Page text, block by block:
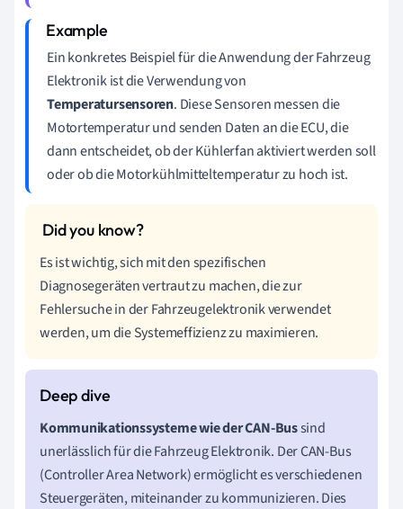
Ein konkretes Beispiel für die Anwendung der Fahrzeug
Elektronik ist die Verwendung von
Temperatursensoren. Diese Sensoren messen die
Motortemperatur und senden Daten an die ECU, die
dann entscheidet, ob der Kühlerfan aktiviert werden soll
oder ob die Motorkühlmitteltemperatur zu hoch ist.
Es ist wichtig, sich mit den spezifischen
Diagnosegeräten vertraut zu machen, die zur
Fehlersuche in der Fahrzeugelektronik verwendet
werden, um die Systemeffizienz zu maximieren.
Kommunikationssysteme wie der CAN-Bussind
unerlässlich für die Fahrzeug Elektronik. Der CAN-Bus
(Controller Area Network) ermöglicht es verschiedenen
Steuergeräten, miteinander zu kommunizieren. Dies